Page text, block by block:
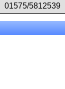
01575/5812539